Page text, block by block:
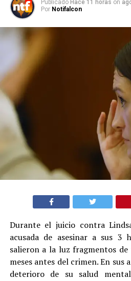
Publicado Hace 11 horas on
Por Notifalcon
Durante el juicio contra
acusada de asesinar a sus 3
salieron a la luz fragmentos
meses antes del crimen. En sus
deterioro de su salud